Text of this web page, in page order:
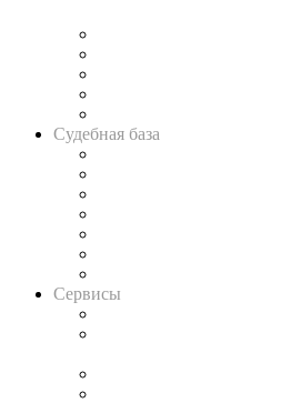
Судебная база
Сервисы